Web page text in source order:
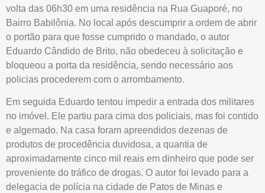
volta das 06h30 em uma residência na Rua Guaporé, no
Bairro Babilônia. No local após descumprir a ordem de abrir
o portão para que fosse cumprido o mandado, o autor
Eduardo Cândido de Brito, não obedeceu à solicitação e
bloqueou a porta da residência, sendo necessário aos
policias procederem com o arrombamento.
Em seguida Eduardo tentou impedir a entrada dos militares
no imóvel. Ele partiu para cima dos policiais, mas foi contido
e algemado. Na casa foram apreendidos dezenas de
produtos de procedência duvidosa, a quantia de
aproximadamente cinco mil reais em dinheiro que pode ser
proveniente do tráfico de drogas. O autor foi levado para a
delegacia de polícia na cidade de Patos de Minas e